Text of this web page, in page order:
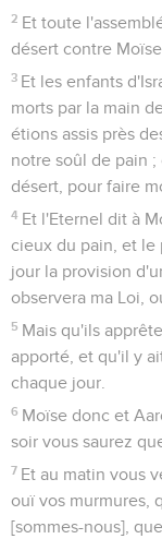
2 Et toute
désert contre
3 Et les enfants
morts par la main
étions assis près
notre soûl de pain ;
désert, pour faire
4 Et l'Eternel dit à
cieux du pain, et le
jour la provision
observera ma Loi,
5 Mais qu'ils
apporté, et qu'il y
chaque jour.
6 Moïse donc et
soir vous saurez
7 Et au matin vous
ouï vos murmures,
[sommes-nous],